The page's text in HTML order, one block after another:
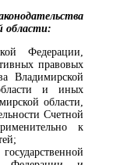
области:
Федерации,
правовых
Владимирской
и иных
области,
Счетной
к